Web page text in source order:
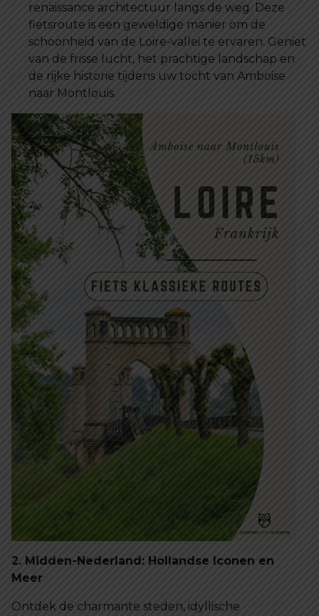
renaissance architectuur langs de weg. Deze
fietsroute is een geweldige manier om de
schoonheid van de Loire-vallei te ervaren. Geniet
van de frisse lucht, het prachtige landschap en
de rijke historie tijdens uw tocht van Amboise
naar Montlouis.
2. Midden-Nederland: Hollandse Iconen en
Meer
Ontdek de charmante steden, idyllische